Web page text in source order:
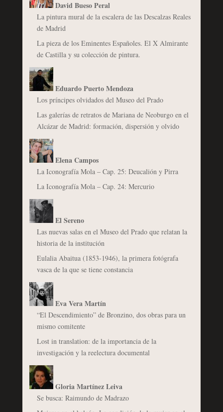
David Bueso Peral
La pintura mural de la escalera de las Descalzas Reales
de Madrid
La pieza de los Eminentes Españoles. El X Almirante
de Castilla y su colección de pintura.
Eduardo Puerto Mendoza
Los príncipes olvidados del Museo del Prado
Las galerías de retratos de Mariana de Neoburgo en el
Alcázar de Madrid: formación, dispersión y olvido
Elena Campos
La Iconografía Mola – Cap. 25: Deucalión y Pirra
La Iconografía Mola – Cap. 24: Mercurio
El Sereno
Las nuevas salas en el Museo del Prado que relatan la
historia de la institución
Eulalia Abaitua (1853-1946), la primera fotógrafa
vasca de la que se tiene constancia
Eva Vera Martín
“El Descendimiento” de Bronzino, dos obras para un
mismo comitente
Lost in translation: de la importancia de la
investigación y la reelectura documental
Gloria Martínez Leiva
Se busca: Raimundo de Madrazo